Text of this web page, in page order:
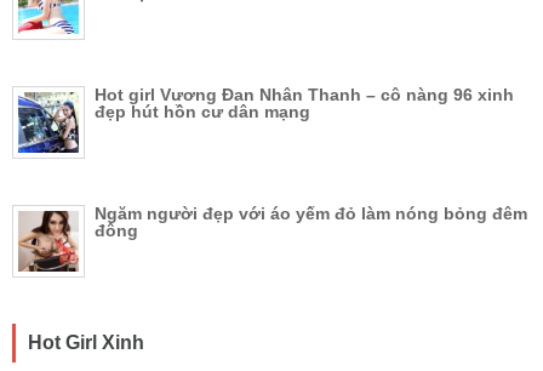
Hot girl Vương Đan Nhân Thanh – cô nàng 96 xinh
đẹp hút hồn cư dân mạng
Ngăm người đẹp với áo yếm đỏ làm nóng bỏng đêm
đông
Hot Girl Xinh